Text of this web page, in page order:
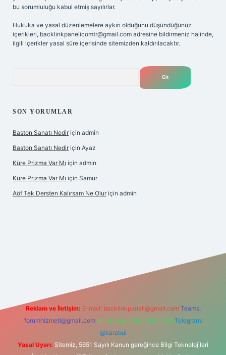
bu sorumluluğu kabul etmiş sayılırlar.
Hukuka ve yasal düzenlemelere aykırı olduğunu düşündüğünüz
içerikleri, backlinkpanelicomtr@gmail.com adresine bildirmeniz halinde,
ilgili içerikler yasal süre içerisinde sitemizden kaldırılacaktır.
SON YORUMLAR
Baston Sanatı Nedir için admin
Baston Sanatı Nedir için Ayaz
Küre Prizma Var Mı için admin
Küre Prizma Var Mı için Samur
Aöf Tek Dersten Kalırsam Ne Olur için admin
Reklam ve İletişim: E-mail: backlinkpaneli@gmail.com Teams:
forumhizmeti@gmail.com Whatsapp: 0262 606 0 726 Telegram:
@karabul
Yasal Uyarı: Sitemiz, 5651 Sayılı Kanun gereğince Bilgi Teknolojileri